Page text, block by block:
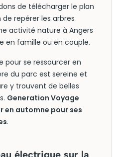
de télécharger le plan
repérer les arbres
activité nature à Angers
en famille ou en couple.
pour se ressourcer en
du parc est sereine et
y trouvent de belles
Generation Voyage
en automne pour ses
.
électrique sur la